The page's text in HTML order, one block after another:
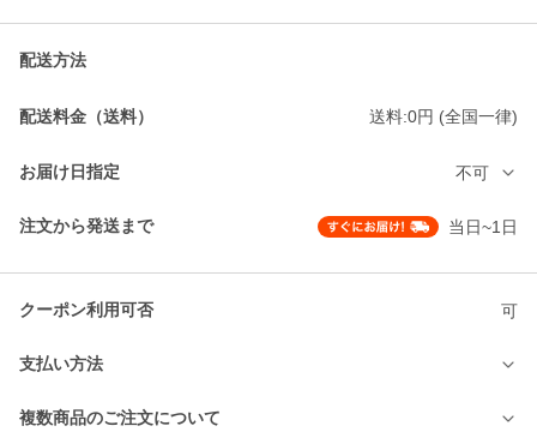
配送方法
配送料金（送料） 送料:0円 (全国一律)
お届け日指定 不可
注文から発送まで 当日~1日
クーポン利用可否 可
支払い方法
複数商品のご注文について